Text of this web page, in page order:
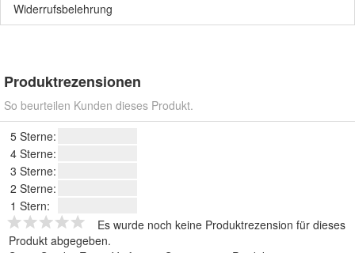
Widerrufsbelehrung
Produktrezensionen
So beurteilen Kunden dieses Produkt.
5 Sterne:
4 Sterne:
3 Sterne:
2 Sterne:
1 Stern:
Es wurde noch keine Produktrezension für dieses
Produkt abgegeben.